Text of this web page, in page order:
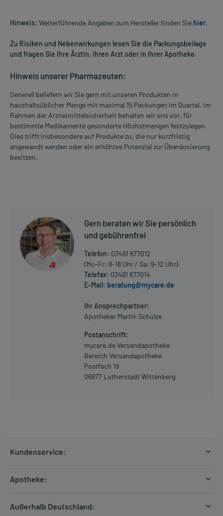
Hinweis: Weiterführende Angaben zum Hersteller finden Sie hier.
Zu Risiken und Nebenwirkungen lesen Sie die Packungsbeilage
und fragen Sie Ihre Ärztin, Ihren Arzt oder in Ihrer Apotheke.
Hinweis unserer Pharmazeuten:
Generell beliefern wir Sie gern mit unseren Produkten in
haushaltsüblicher Menge mit maximal 15 Packungen im Quartal. Im
Rahmen der Arzneimittelsicherheit behalten wir uns vor, für
bestimmte Medikamente gesonderte Höchstmengen festzulegen.
Dies trifft insbesondere auf Produkte zu, die nur kurzfristig
angewandt werden oder ein erhöhtes Potenzial zur Überdosierung
besitzen.
Gern beraten wir Sie persönlich
und gebührenfrei
Telefon: 03491 877012
(Mo-Fr: 8-18 Uhr / Sa: 9-12 Uhr)
Telefax: 03491 877014
E-Mail: beratung@mycare.de
Ihr Ansprechpartner:
Apotheker Martin Schulze
Postanschrift:
mycare.de Versandapotheke
Bereich Versandapotheke
Postfach 19
06877 Lutherstadt Wittenberg
Kundenservice:
Zahlungsarten
Apotheke:
Außerhalb Deutschland: